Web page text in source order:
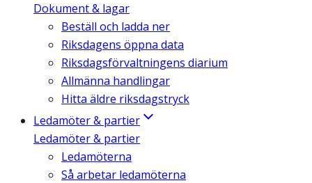
Dokument & lagar
Beställ och ladda ner
Riksdagens öppna data
Riksdagsförvaltningens diarium
Allmänna handlingar
Hitta äldre riksdagstryck
Ledamöter & partier
Ledamöter & partier
Ledamöterna
Så arbetar ledamöterna